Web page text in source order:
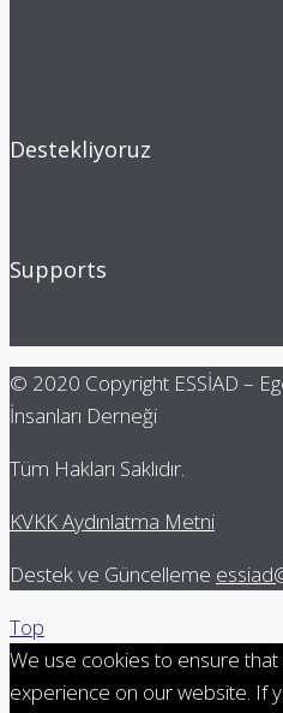
Destekliyoruz
Supports
© 2020 Copyright ESSİAD –
İnsanları Derneği
Tüm Hakları Saklıdır.
KVKK Aydınlatma Metni
Destek ve Güncelleme
Top
We use cookies to ensure
experience on our website. If